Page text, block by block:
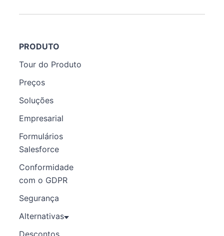
PRODUTO
Tour do Produto
Preços
Soluções
Empresarial
Formulários
Salesforce
Conformidade
com o GDPR
Segurança
Alternativas
Descontos